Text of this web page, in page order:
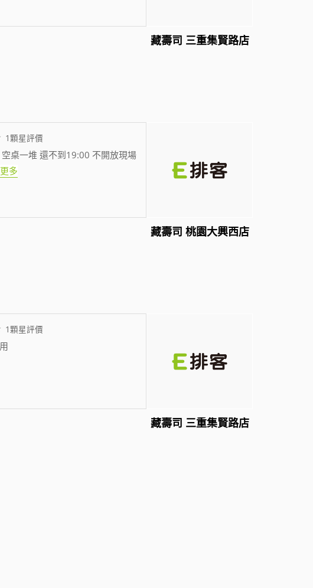
藏壽司 三重集賢路店
1顆星評價
桌一堆 還不到19:00 不開放現場
多
藏壽司 桃園大興西店
1顆星評價
藏壽司 三重集賢路店